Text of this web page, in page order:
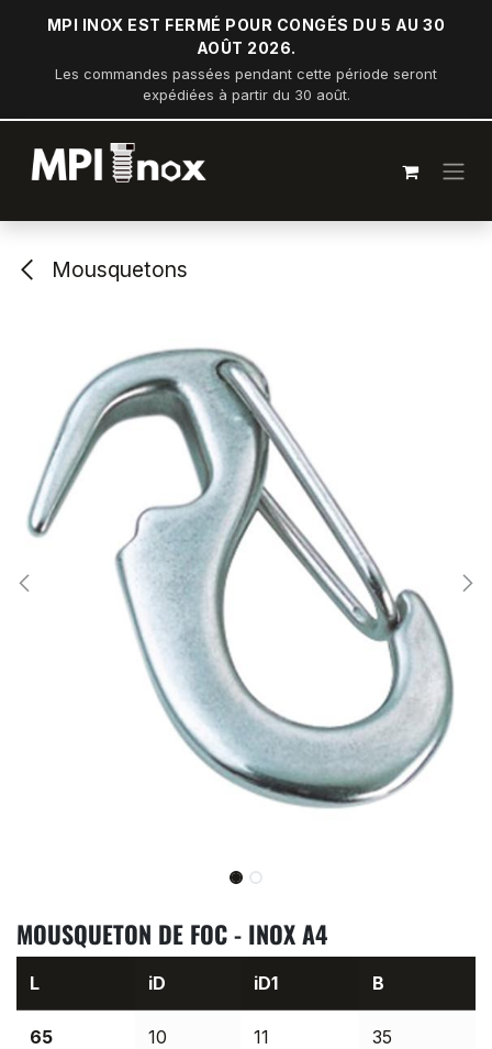
Se rendre au contenu
MPI INOX EST FERMÉ POUR CONGÉS DU 5 AU 30
AOÛT 2026.
Les commandes passées pendant cette période seront
expédiées à partir du 30 août.
Mousquetons
MOUSQUETON DE FOC - INOX A4
L iD iD1 B
65 10 11 35